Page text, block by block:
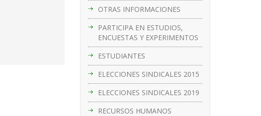
OTRAS INFORMACIONES
PARTICIPA EN ESTUDIOS,
ENCUESTAS Y EXPERIMENTOS
ESTUDIANTES
ELECCIONES SINDICALES 2015
ELECCIONES SINDICALES 2019
RECURSOS HUMANOS